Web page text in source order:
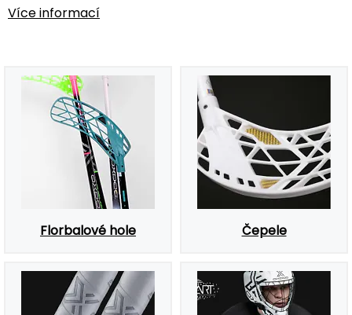
Více informací
Florbalové hole Čepele